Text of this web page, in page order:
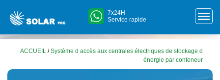
7x24H
Service rapide
ACCUEIL /Système d accès aux centrales électriques de stockage d
énergie par conteneur